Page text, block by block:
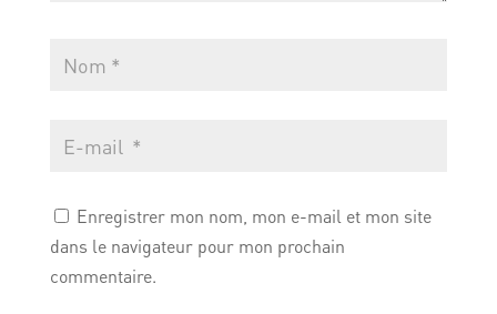
Enregistrer mon nom, mon e-mail et mon site
dans le navigateur pour mon prochain
commentaire.